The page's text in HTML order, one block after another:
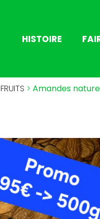
HISTOIRE
FRUITS > Amandes